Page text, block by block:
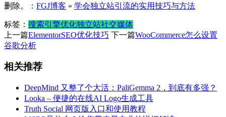
删除。： FGJ博客 » 学会独立站引流的实用技巧与方法
标签： 搜索引擎优化独立站社交媒体
上一篇ElementorSEO优化技巧 下一篇WooCommerce怎么设置
谷歌分析
相关推荐
DeepMind 又整了个大活：PaliGemma 2，到底有多强？
Looka – 便捷的在线AI Logo生成工具
Truth Social 网页版入口和使用教程